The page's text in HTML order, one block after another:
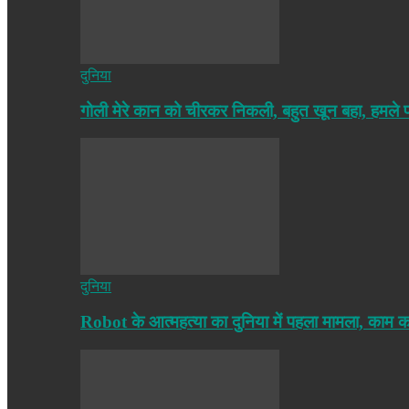
दुनिया
गोली मेरे कान को चीरकर निकली, बहुत खून बहा, हमले
दुनिया
Robot के आत्महत्या का दुनिया में पहला मामला, काम